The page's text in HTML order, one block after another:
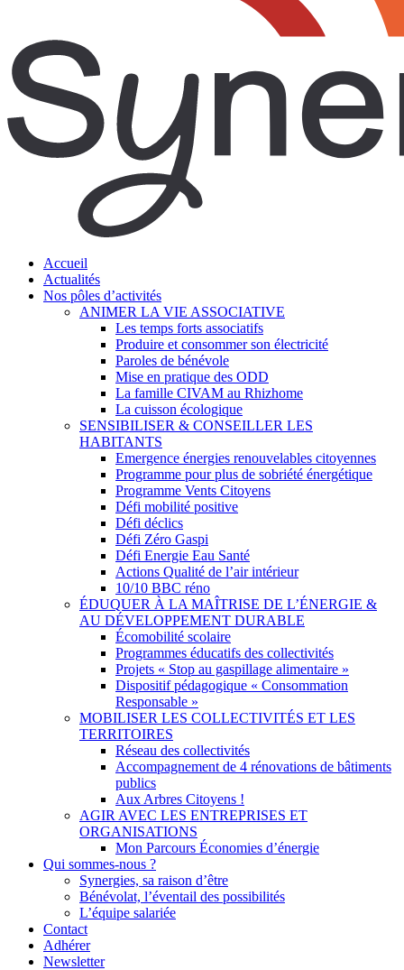
search
Menu
Accueil
Actualités
Nos pôles d’activités
ANIMER LA VIE ASSOCIATIVE
Les temps forts associatifs
Produire et consommer son électricité
Paroles de bénévole
Mise en pratique des ODD
La famille CIVAM au Rhizhome
La cuisson écologique
SENSIBILISER & CONSEILLER LES
HABITANTS
Emergence énergies renouvelables citoyennes
Programme pour plus de sobriété énergétique
Programme Vents Citoyens
Défi mobilité positive
Défi déclics
Défi Zéro Gaspi
Défi Energie Eau Santé
Actions Qualité de l’air intérieur
10/10 BBC réno
ÉDUQUER À LA MAÎTRISE DE L’ÉNERGIE &
AU DÉVELOPPEMENT DURABLE
Écomobilité scolaire
Programmes éducatifs des collectivités
Projets « Stop au gaspillage alimentaire »
Dispositif pédagogique « Consommation
Responsable »
MOBILISER LES COLLECTIVITÉS ET LES
TERRITOIRES
Réseau des collectivités
Accompagnement de 4 rénovations de bâtiments
publics
Aux Arbres Citoyens !
AGIR AVEC LES ENTREPRISES ET
ORGANISATIONS
Mon Parcours Économies d’énergie
Qui sommes-nous ?
Synergies, sa raison d’être
Bénévolat, l’éventail des possibilités
L’équipe salariée
Contact
Adhérer
Newsletter